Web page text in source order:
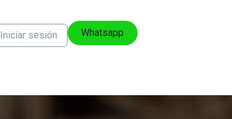
Iniciar sesión Whatsapp